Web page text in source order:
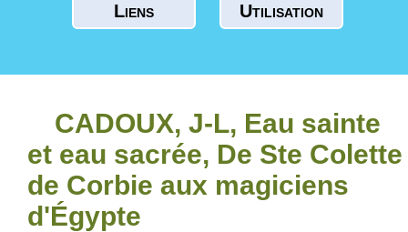
Liens Utilisation
CADOUX, J-L, Eau sainte
et eau sacrée, De Ste Colette
de Corbie aux magiciens
d'Égypte